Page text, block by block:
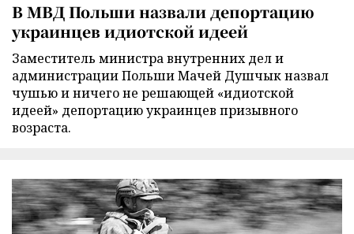
В МВД Польши назвали депортацию
украинцев идиотской идеей
Заместитель министра внутренних дел и
администрации Польши Мачей Душчык назвал
чушью и ничего не решающей «идиотской
идеей» депортацию украинцев призывного
возраста.